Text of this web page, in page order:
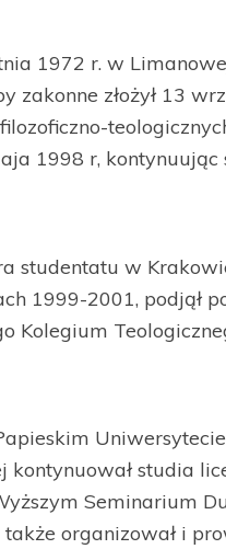
1972 r. w
zakonne złożył 13
1998 r, kontynuując
studentatu w
1999-2001, podjął
Kolegium
kontynuował studia
Seminarium
organizował i